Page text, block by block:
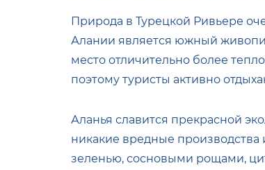
Природа в Турецкой Ривьере
Алании является южный
место отличительно более
поэтому туристы активно
Аланья славится прекрасной
никакие вредные производства
зеленью, сосновыми рощами,